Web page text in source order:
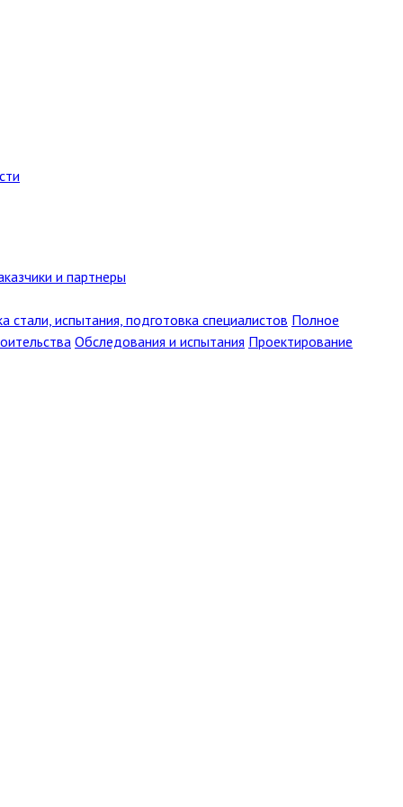
и партнеры
стали, испытания, подготовка специалистов Полное
Обследования и испытания Проектирование